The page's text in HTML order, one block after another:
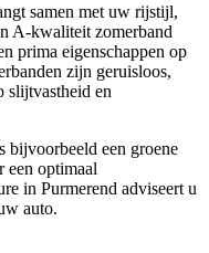
samen met uw rijstijl,
A-kwaliteit zomerband
prima eigenschappen op
zijn geruisloos,
slijtvastheid en
bijvoorbeeld een groene
een optimaal
in Purmerend adviseert u
auto.